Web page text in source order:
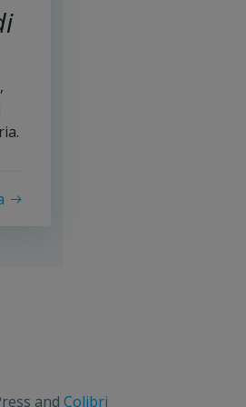
and Colibri